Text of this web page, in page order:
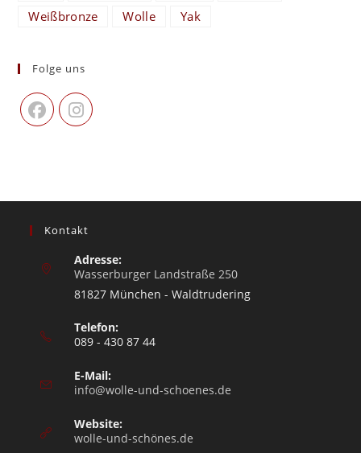
Weißbronze
Wolle Yak
Folge uns
Kontakt
Adresse:
Wasserburger Landstraße 250
81827 München - Waldtrudering
Telefon:
089 - 430 87 44
E-Mail:
info@wolle-und-schoenes.de
Website:
wolle-und-schönes.de